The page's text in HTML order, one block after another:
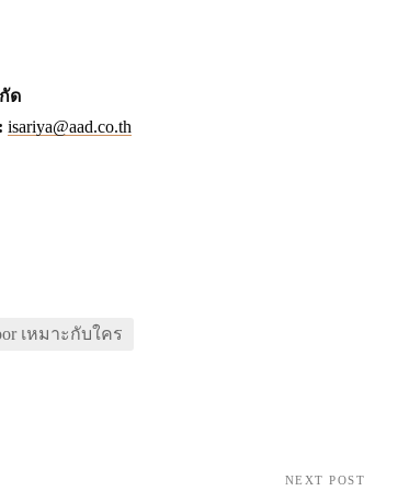
ด
isariya@aad.co.th
เหมาะกับใคร
NEXT POST